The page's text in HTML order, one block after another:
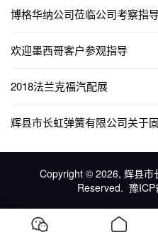
博格华纳公司莅临公司考察指
欢迎墨西哥客户参观指导
2018法兰克福汽配展
辉县市长虹弹簧有限公司关于
Copyright © 2026, 辉县市
Reserved. 豫